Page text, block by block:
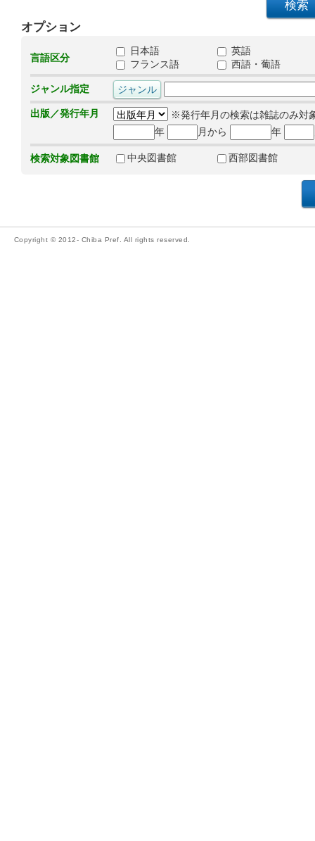
オプション
言語区分
日本語
英語
フランス語
西語・葡語
ジャンル指定
出版／発行年月
※発行年月の検索は雑誌のみ対
年
月から 年
検索対象図書館 中央図書館 西部図書館
Copyright © 2012- Chiba Pref. All rights reserved.